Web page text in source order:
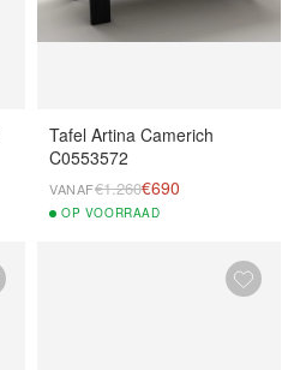
Tafel Artina Camerich
C0553572
VANAF€1.260€690
OP VOORRAAD